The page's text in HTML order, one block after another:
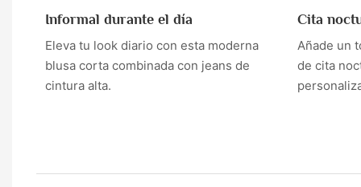
Informal durante el día
Eleva tu look diario con esta moderna
blusa corta combinada con jeans de
cintura alta.
Cita
Añade un
de cita